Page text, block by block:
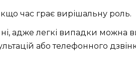
час грає вирішальну роль.
ні, адже легкі випадки
або телефонного